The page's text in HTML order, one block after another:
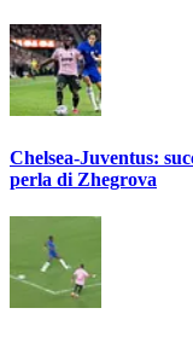
Chelsea-Juventus:
perla di Zhegrova